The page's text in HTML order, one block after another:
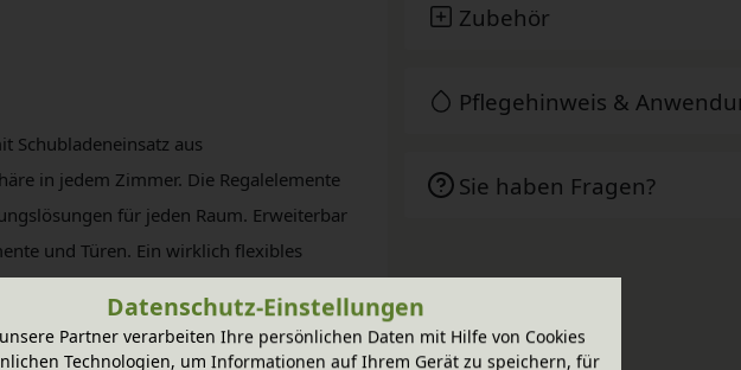
Schubladeneinsatz aus
in jedem Zimmer. Die Regalelemente
für jeden Raum. Erweiterbar
und Türen. Ein wirklich flexibles
aus massivem Erlenholz (natur)
Zubehör
Pflegehinweis &
Sie haben Fragen?
Datenschutz-Einstellungen
Partner verarbeiten Ihre persönlichen Daten mit Hilfe von Cookies
Technologien, um Informationen auf Ihrem Gerät zu speichern, für